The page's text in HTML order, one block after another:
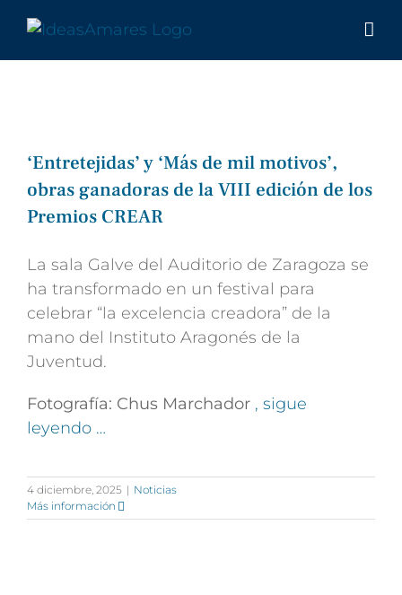
contenido
‘Entretejidas’ y ‘Más de mil motivos’,
obras ganadoras de la VIII edición de los
Premios CREAR
La sala Galve del Auditorio de Zaragoza se
ha transformado en un festival para
celebrar “la excelencia creadora” de la
mano del Instituto Aragonés de la
Juventud.
Fotografía: Chus Marchador , sigue
leyendo …
4 diciembre, 2025 | Noticias
Más información